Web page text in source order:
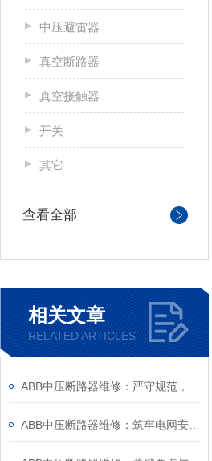
中压避雷器
真空断路器
真空接触器
开关
其它
查看全部
相关文章
RELATED ARTICLES